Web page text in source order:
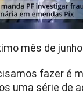
mês de
fazer é
uma série de